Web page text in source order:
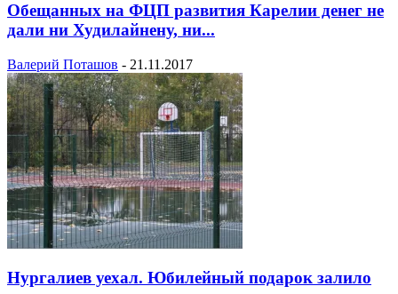
Обещанных на ФЦП развития Карелии денег не
дали ни Худилайнену, ни...
Валерий Поташов - 21.11.2017
Нургалиев уехал. Юбилейный подарок залило